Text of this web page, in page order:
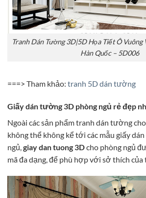
Tranh Dán Tường 3D|5D Họa Tiết Ô Vuông
Hàn Quốc – 5D006
===> Tham khảo: tranh 5D dán tường
Giấy dán tường 3D phòng ngủ rẻ đẹp
Ngoài các sản phẩm tranh dán tường
không thể không kể tới các mẫu giấy
ngủ, giay dan tuong 3Dcho phòng ngủ
mã đa dạng, để phù hợp với sở thích của